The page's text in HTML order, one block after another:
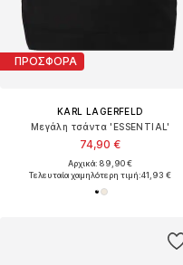
ΠΡΟΣΦΟΡΑ
KARL LAGERFELD
Μεγάλη τσάντα 'ESSENTIAL'
74,90 €
Αρχικά: 89,90 €
Τελευταία χαμηλότερη τιμή:41,93 €